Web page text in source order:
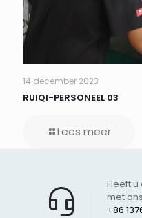
14 december 2023
RUIQI-PERSONEEL 03
Lees meer
+86
Heeft
met